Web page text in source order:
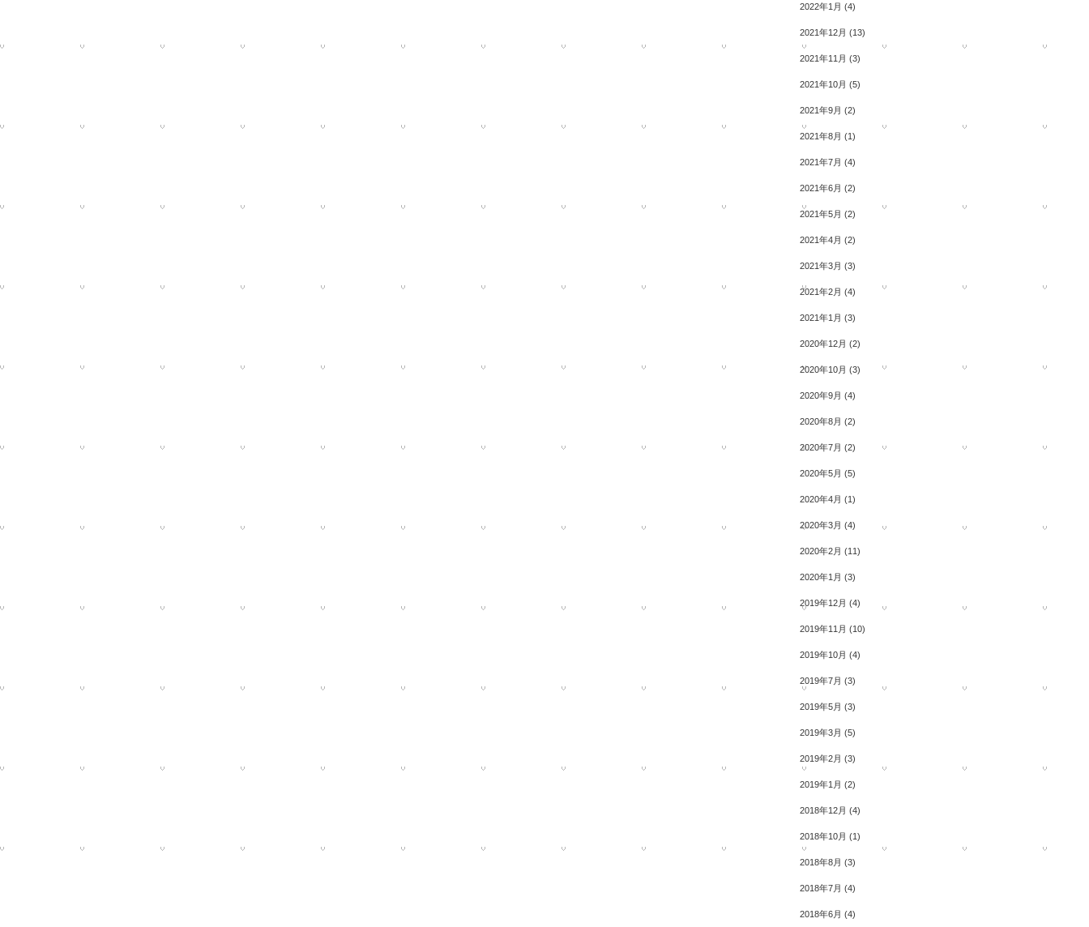
2022年1月 (4)
2021年12月 (13)
2021年11月 (3)
2021年10月 (5)
2021年9月 (2)
2021年8月 (1)
2021年7月 (4)
2021年6月 (2)
2021年5月 (2)
2021年4月 (2)
2021年3月 (3)
2021年2月 (4)
2021年1月 (3)
2020年12月 (2)
2020年10月 (3)
2020年9月 (4)
2020年8月 (2)
2020年7月 (2)
2020年5月 (5)
2020年4月 (1)
2020年3月 (4)
2020年2月 (11)
2020年1月 (3)
2019年12月 (4)
2019年11月 (10)
2019年10月 (4)
2019年7月 (3)
2019年5月 (3)
2019年3月 (5)
2019年2月 (3)
2019年1月 (2)
2018年12月 (4)
2018年10月 (1)
2018年8月 (3)
2018年7月 (4)
2018年6月 (4)